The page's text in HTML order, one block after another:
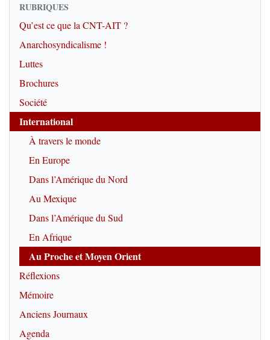
RUBRIQUES
Qu’est ce que la CNT-AIT ?
Anarchosyndicalisme !
Luttes
Brochures
Société
International
À travers le monde
En Europe
Dans l’Amérique du Nord
Au Mexique
Dans l’Amérique du Sud
En Afrique
Au Proche et Moyen Orient
Réflexions
Mémoire
Anciens Journaux
Agenda